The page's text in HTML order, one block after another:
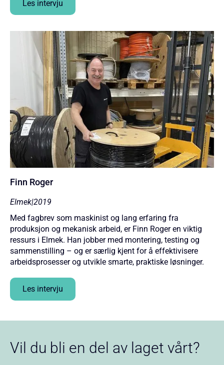
Les intervju
Finn Roger
Elmek|2019
Med fagbrev som maskinist og lang erfaring fra
produksjon og mekanisk arbeid, er Finn Roger en viktig
ressurs i Elmek. Han jobber med montering, testing og
sammenstilling – og er særlig kjent for å effektivisere
arbeidsprosesser og utvikle smarte, praktiske løsninger.
Les intervju
Vil du bli en del av laget vårt?